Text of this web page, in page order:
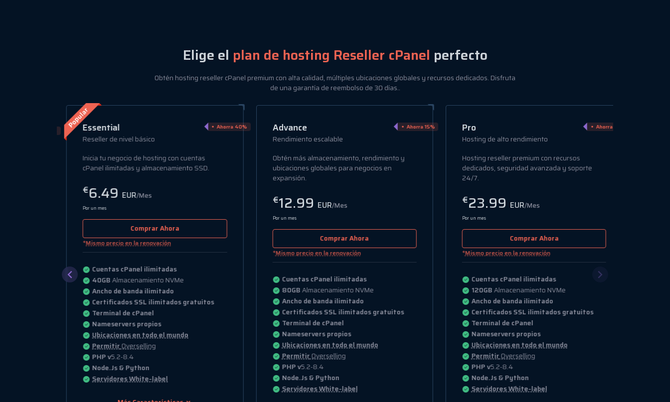
Elige el plan de hosting Reseller cPanel perfecto
Obtén hosting reseller cPanel premium con alta calidad, múltiples ubicaciones globales y recursos dedicados. Disfruta
de una garantía de reembolso de 30 días..
PopularEssential
Reseller de nivel básico
Ahorra 40%
Inicia tu negocio de hosting con cuentas
cPanel ilimitadas y almacenamiento SSD.
6.49EUR/Mes
Por un mes
Comprar Ahora
Mismo precio en la renovación
Cuentas cPanel ilimitadas
40GBAlmacenamiento NVMe
Ancho de banda ilimitado
Certificados SSL ilimitados gratuitos
Terminal de cPanel
Nameservers propios
Ubicaciones en todo el mundo
PermitirOverselling
PHP v5.2-8.4
Node.Js & Python
Servidores White-label
Advance
Rendimiento escalable
Ahorra 15%
Obtén más almacenamiento, rendimiento y
ubicaciones globales para negocios en
expansión.
12.99EUR/Mes
Por un mes
Comprar Ahora
Mismo precio en la renovación
Cuentas cPanel ilimitadas
80GBAlmacenamiento NVMe
Ancho de banda ilimitado
Certificados SSL ilimitados gratuitos
Terminal de cPanel
Nameservers propios
Ubicaciones en todo el mundo
PermitirOverselling
PHP v5.2-8.4
Node.Js & Python
Servidores White-label
Pro
Hosting de alto rendimiento
Ahorra 45%
Hosting reseller premium con recursos
dedicados, seguridad avanzada y soporte
24/7.
23.99EUR/Mes
Por un mes
Comprar Ahora
Mismo precio en la renovación
Cuentas cPanel ilimitadas
120GBAlmacenamiento NVMe
Ancho de banda ilimitado
Certificados SSL ilimitados gratuitos
Terminal de cPanel
Nameservers propios
Ubicaciones en todo el mundo
PermitirOverselling
PHP v5.2-8.4
Node.Js & Python
Servidores White-label